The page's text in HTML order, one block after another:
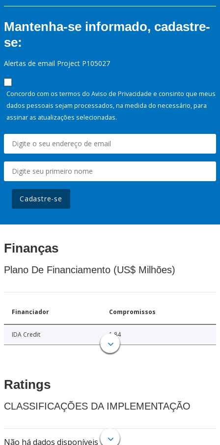
Mantenha-se informado, cadastre-
se:
Alertas de email Project P105027
Concordo com os termos do Aviso de Privacidade e consinto que meus
dados pessoais sejam processados, na medida do necessário, para
assinar as atualizações selecionadas.
Cadastre-se
Finanças
Plano De Financiamento (US$ Milhões)
Financiador Compromissos
IDA Credit 1.84
Ratings
CLASSIFICAÇÕES DA IMPLEMENTAÇÃO
Não há dados disponíveis